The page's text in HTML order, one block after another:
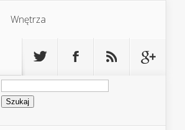
Wnętrza
Szukaj: